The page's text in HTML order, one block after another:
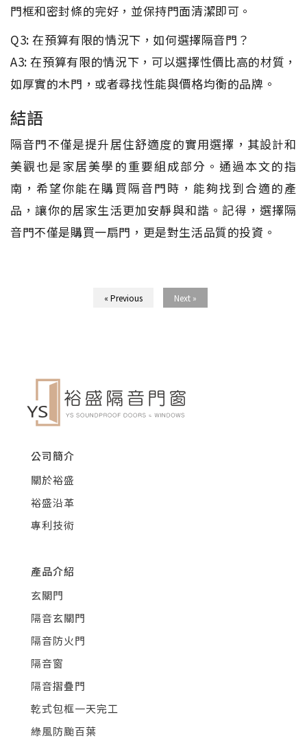
門框和密封條的完好，並保持門面清潔即可。
Q3: 在預算有限的情況下，如何選擇隔音門？
A3: 在預算有限的情況下，可以選擇性價比高的材質，
如厚實的木門，或者尋找性能與價格均衡的品牌。
結語
隔音門不僅是提升居住舒適度的實用選擇，其設計和
美觀也是家居美學的重要組成部分。通過本文的指
南，希望你能在購買隔音門時，能夠找到合適的產
品，讓你的居家生活更加安靜與和諧。記得，選擇隔
音門不僅是購買一扇門，更是對生活品質的投資。
« Previous Next »
公司簡介
關於裕盛
裕盛沿革
專利技術
產品介紹
玄關門
隔音玄關門
隔音防火門
隔音窗
隔音摺疊門
乾式包框一天完工
綠風防颱百葉